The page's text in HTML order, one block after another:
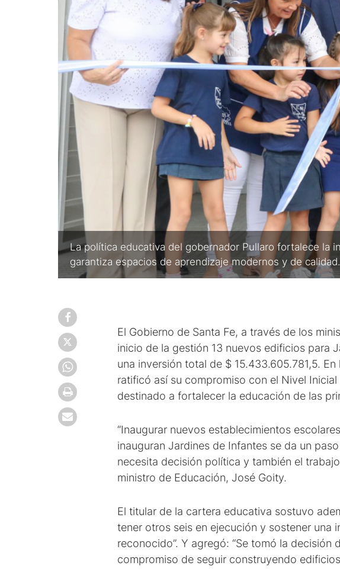
La política educativa del gobernador Pullaro fortalece la
garantiza espacios de aprendizaje modernos y de calidad.
El Gobierno de Santa Fe, a través de los
inicio de la gestión 13 nuevos edificios para
una inversión total de $ 15.433.605.781,5.
ratificó así su compromiso con el Nivel
destinado a fortalecer la educación de las
“Inaugurar nuevos establecimientos
inauguran Jardines de Infantes se da un
necesita decisión política y también el
ministro de Educación, José Goity.
El titular de la cartera educativa sostuvo
tener otros seis en ejecución y sostener una
reconocido”. Y agregó: “Se tomó la
compromiso de seguir construyendo